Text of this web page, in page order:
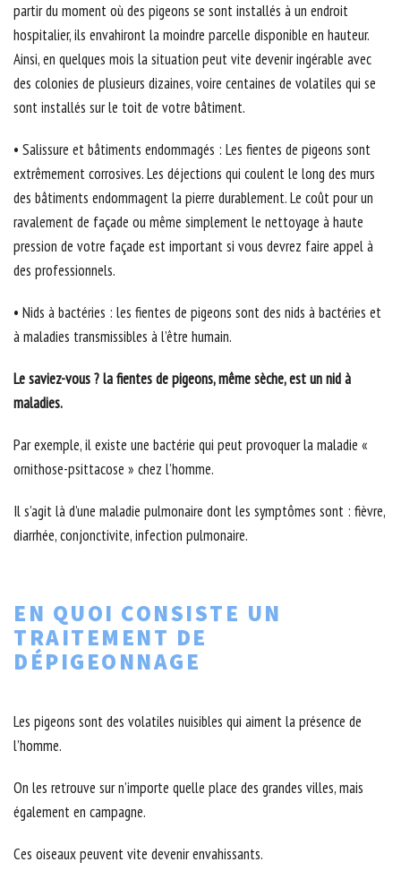
partir du moment où des pigeons se sont installés à un endroit
hospitalier, ils envahiront la moindre parcelle disponible en hauteur.
Ainsi, en quelques mois la situation peut vite devenir ingérable avec
des colonies de plusieurs dizaines, voire centaines de volatiles qui se
sont installés sur le toit de votre bâtiment.
• Salissure et bâtiments endommagés : Les fientes de pigeons sont
extrêmement corrosives. Les déjections qui coulent le long des murs
des bâtiments endommagent la pierre durablement. Le coût pour un
ravalement de façade ou même simplement le nettoyage à haute
pression de votre façade est important si vous devrez faire appel à
des professionnels.
• Nids à bactéries : les fientes de pigeons sont des nids à bactéries et
à maladies transmissibles à l’être humain.
Le saviez-vous ? la fientes de pigeons, même sèche, est un nid à
maladies.
Par exemple, il existe une bactérie qui peut provoquer la maladie «
ornithose-psittacose » chez l’homme.
Il s’agit là d’une maladie pulmonaire dont les symptômes sont : fièvre,
diarrhée, conjonctivite, infection pulmonaire.
EN QUOI CONSISTE UN
TRAITEMENT DE
DÉPIGEONNAGE
Les pigeons sont des volatiles nuisibles qui aiment la présence de
l’homme.
On les retrouve sur n’importe quelle place des grandes villes, mais
également en campagne.
Ces oiseaux peuvent vite devenir envahissants.